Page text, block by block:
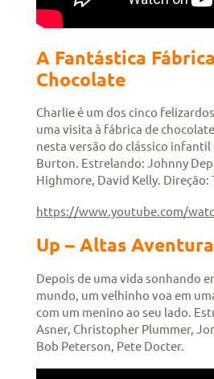
A Fantástica
Chocolate
Charlie é um dos cinco
uma visita à fábrica de
nesta versão do clássico
Burton. Estrelando: Johnny
Highmore, David Kelly. Direção:
https://www.youtube.com/
Up – Altas
Depois de uma vida sonhando
mundo, um velhinho voa em
com um menino ao seu lado.
Asner, Christopher Plummer,
Bob Peterson, Pete Docter.